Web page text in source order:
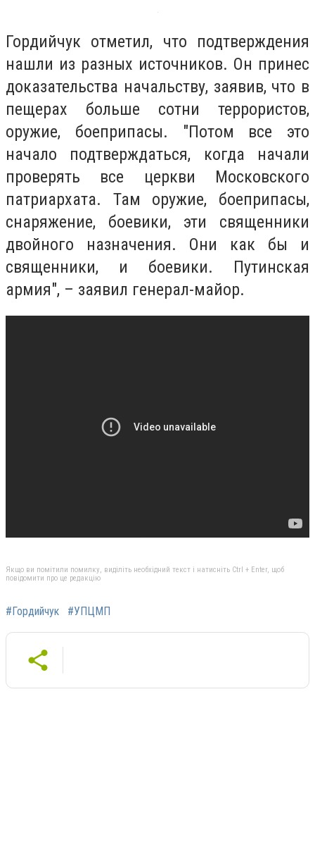
Гордийчук отметил, что подтверждения
нашли из разных источников. Он принес
доказательства начальству, заявив, что в
пещерах больше сотни террористов,
оружие, боеприпасы. "Потом все это
начало подтверждаться, когда начали
проверять все церкви Московского
патриархата. Там оружие, боеприпасы,
снаряжение, боевики, эти священники
двойного назначения. Они как бы и
священники, и боевики. Путинская
армия", – заявил генерал-майор.
Якщо ви помітили помилку, виділіть необхідний текст і натисніть Ctrl + Enter, щоб
повідомити про це редакцію
#Гордийчук #УПЦМП